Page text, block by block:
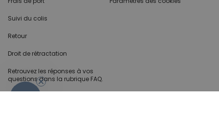
Suivi du colis
Retour
Droit de rétractation
Retrouvez les réponses à vos
questions dans la rubrique FAQ.